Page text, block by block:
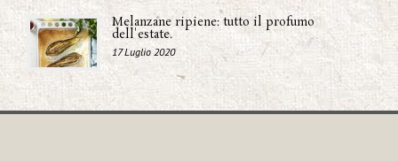
Melanzane ripiene: tutto il profumo
dell'estate.
17 Luglio 2020